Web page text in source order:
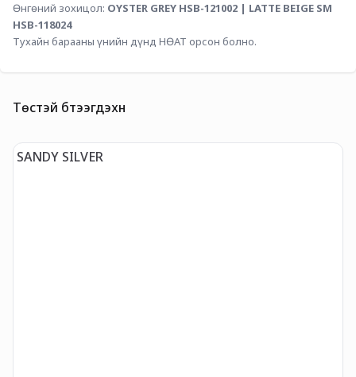
Өнгөний зохицол: OYSTER GREY HSB-121002 | LATTE BEIGE SM
HSB-118024
Тухайн барааны үнийн дүнд НӨАТ орсон болно.
Төстэй бүтээгдэхүүн
SANDY SILVER